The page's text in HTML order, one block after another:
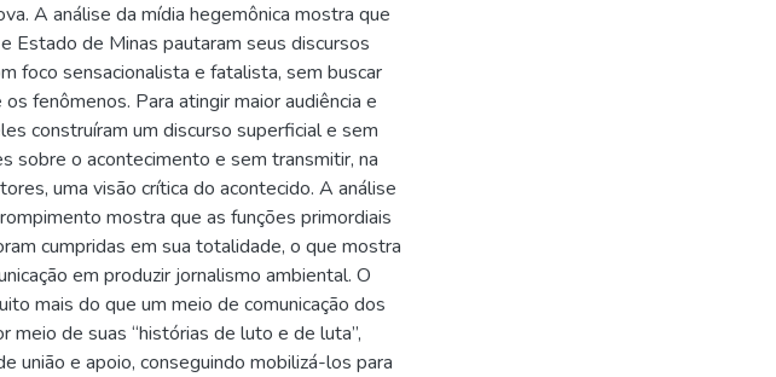
A análise da mídia hegemônica mostra que
Estado de Minas pautaram seus discursos
foco sensacionalista e fatalista, sem buscar
fenômenos. Para atingir maior audiência e
construíram um discurso superficial e sem
sobre o acontecimento e sem transmitir, na
uma visão crítica do acontecido. A análise
mostra que as funções primordiais
cumpridas em sua totalidade, o que mostra
em produzir jornalismo ambiental. O
mais do que um meio de comunicação dos
meio de suas “histórias de luto e de luta”,
união e apoio, conseguindo mobilizá-los para